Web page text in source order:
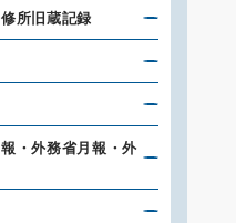
所旧蔵記録
・外務省月報・外